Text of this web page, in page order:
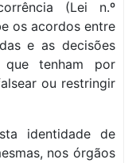
(Lei n.º
os acordos entre
e as decisões
que tenham por
ou restringir
identidade de
nos órgãos